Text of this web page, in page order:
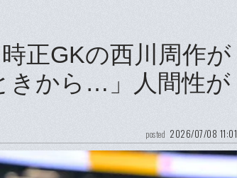
正GKの西川周作が
きから…」人間性が
posted 2026/07/08 11:01